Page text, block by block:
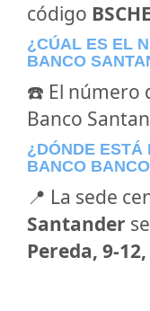
código
¿CÚAL ES EL
BANCO
☎️ El número
Banco
¿DÓNDE ESTÁ
BANCO
📍 La sede
Santander
Pereda, 9-